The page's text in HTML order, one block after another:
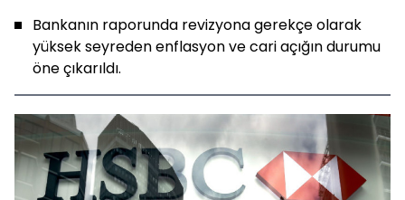
Bankanın raporunda revizyona gerekçe olarak
yüksek seyreden enflasyon ve cari açığın durumu
öne çıkarıldı.